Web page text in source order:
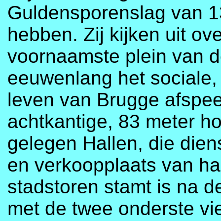
Guldensporenslag van
hebben. Zij kijken uit
voornaamste plein van
eeuwenlang het
leven van Brugge
achtkantige, 83 meter
gelegen Hallen, die
en verkoopplaats van
stadstoren stamt is na
met de twee onderste